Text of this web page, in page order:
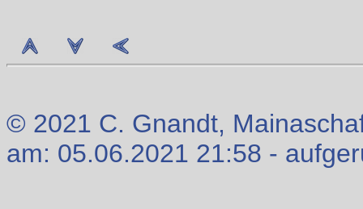
© 2021 C. Gnandt,
am: 05.06.2021 21:58 -